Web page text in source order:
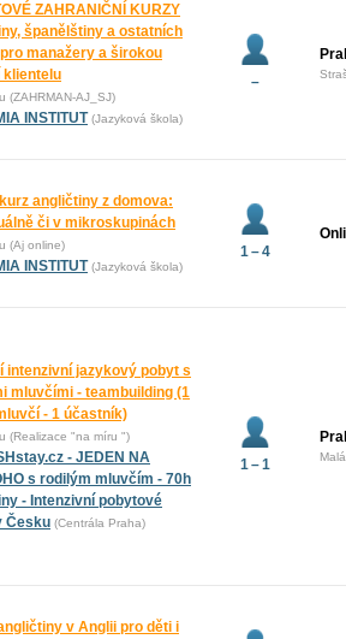
ZAHRANIČNÍ KURZY
španělštiny a ostatních
manažery a širokou
klientelu
(ZAHRMAN-AJ_SJ)
INSTITUT (Jazyková škola)
–
angličtiny z domova:
či v mikroskupinách
(Aj online)
INSTITUT (Jazyková škola)
1 – 4
intenzivní jazykový pobyt s
mluvčími - teambuilding (1
- 1 účastník)
(Realizace "na míru ")
- JEDEN NA
s rodilým mluvčím - 70h
- Intenzivní pobytové
Česku (Centrála Praha)
1 – 1
v Anglii pro děti i